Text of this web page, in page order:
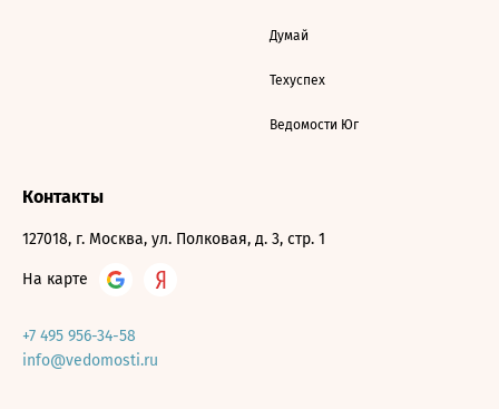
Думай
Техуспех
Ведомости Юг
Контакты
127018, г. Москва, ул. Полковая, д. 3, стр. 1
На карте
+7 495 956-34-58
info@vedomosti.ru